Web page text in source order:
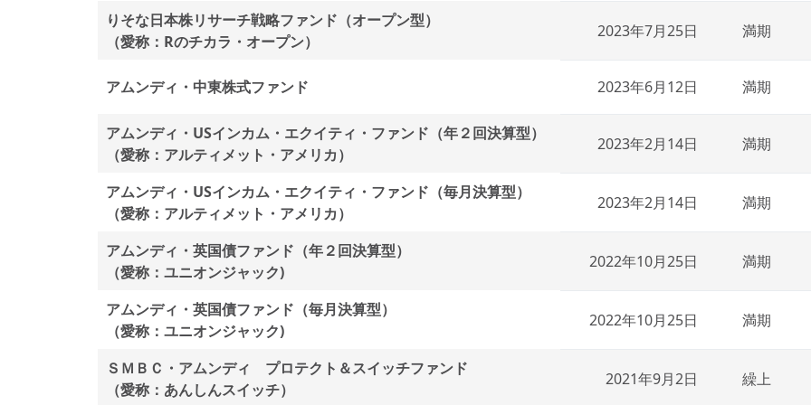
りそな日本株リサーチ戦略ファンド（オープン型）
（愛称：Rのチカラ・オープン）
2023年7月25日 満期
アムンディ・中東株式ファンド 2023年6月12日 満期
アムンディ・USインカム・エクイティ・ファンド（年２回決算型）
（愛称：アルティメット・アメリカ）
2023年2月14日 満期
アムンディ・USインカム・エクイティ・ファンド（毎月決算型）
（愛称：アルティメット・アメリカ）
2023年2月14日 満期
アムンディ・英国債ファンド（年２回決算型）
（愛称：ユニオンジャック)
2022年10月25日 満期
アムンディ・英国債ファンド（毎月決算型）
（愛称：ユニオンジャック)
2022年10月25日 満期
ＳＭＢＣ・アムンディ プロテクト＆スイッチファンド
（愛称：あんしんスイッチ）
2021年9月2日 繰上